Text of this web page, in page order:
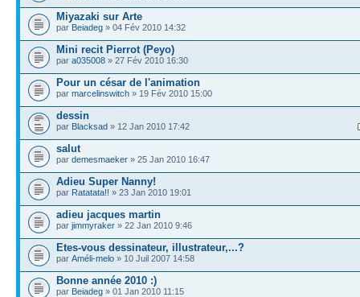
Miyazaki sur Arte
par Beiadeg » 04 Fév 2010 14:32
Mini recit Pierrot (Peyo)
par a035008 » 27 Fév 2010 16:30
Pour un césar de l'animation
par marcelinswitch » 19 Fév 2010 15:00
dessin
par Blacksad » 12 Jan 2010 17:42
salut
par demesmaeker » 25 Jan 2010 16:47
Adieu Super Nanny!
par Ratatata!! » 23 Jan 2010 19:01
adieu jacques martin
par jimmyraker » 22 Jan 2010 9:46
Etes-vous dessinateur, illustrateur,...?
par Améli-melo » 10 Juil 2007 14:58
Bonne année 2010 :)
par Beiadeg » 01 Jan 2010 11:15